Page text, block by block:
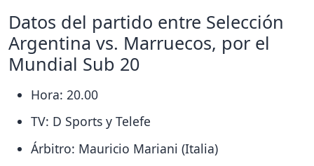
Datos del partido entre Selección
Argentina vs. Marruecos, por el
Mundial Sub 20
Hora: 20.00
TV: D Sports y Telefe
Árbitro: Mauricio Mariani (Italia)